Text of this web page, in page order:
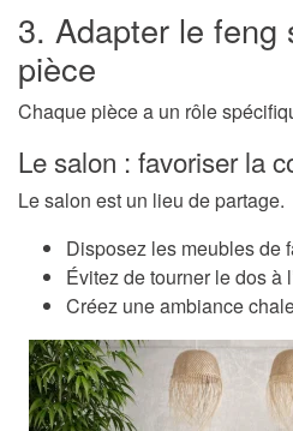
3. Adapter le feng
pièce
Chaque pièce a un rôle
Le salon : favoriser la
Le salon est un lieu de partage.
Disposez les meubles de
Évitez de tourner le dos à
Créez une ambiance